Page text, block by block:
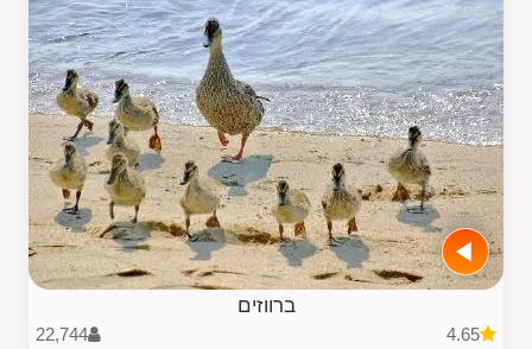
ברווזים
4.65
22,744